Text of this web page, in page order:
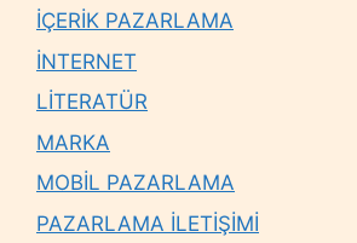
İÇERİK PAZARLAMA
İNTERNET
LİTERATÜR
MARKA
MOBİL PAZARLAMA
PAZARLAMA İLETİŞİMİ